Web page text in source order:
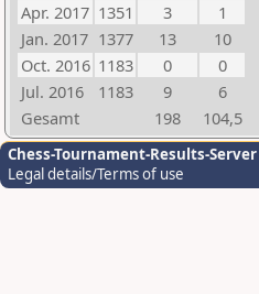
Apr. 2017 1351 3
1
Jan. 2017 1377 13
10
Oct. 2016 1183 0
0
Jul. 2016
1183 9
6
Gesamt
198 104,5
Chess-Tournament-Results-Server
Legal details/Terms of use